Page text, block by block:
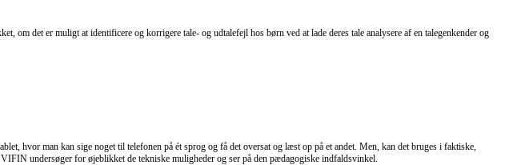
det er muligt at identificere og korrigere tale- og udtalefejl hos børn ved at lade deres tale analysere af en talegenkender og
hvor man kan sige noget til telefonen på ét sprog og få det oversat og læst op på et andet. Men, kan det bruges i faktiske,
undersøger for øjeblikket de tekniske muligheder og ser på den pædagogiske indfaldsvinkel.